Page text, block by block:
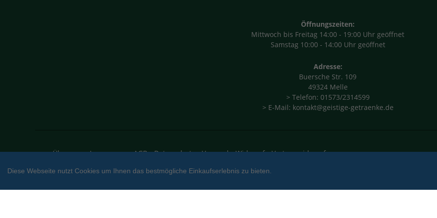
Öffnungszeiten:
Mittwoch bis Freitag 14:00 - 19:00 Uhr geöffnet
Samstag 10:00 - 14:00 Uhr geöffnet
Adresse:
Buersche Str. 109
49324 Melle
> Telefon: 01573/2314599
> E-Mail: kontakt@geistige-getraenke.de
Über uns Impressum AGB Datenschutz Versand Widerruf
Vertrag widerrufen
(c) 2026 Hunkerhof GmbH
Diese Webseite nutzt Cookies um Ihnen das bestmögliche Einkaufserlebnis zu bieten.